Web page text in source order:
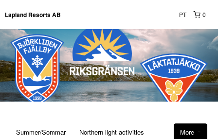
Lapland Resorts AB 0
PT
More
Summer/Sommar Northern light activities